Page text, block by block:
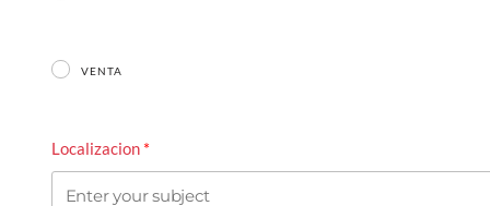
VENTA
Localizacion